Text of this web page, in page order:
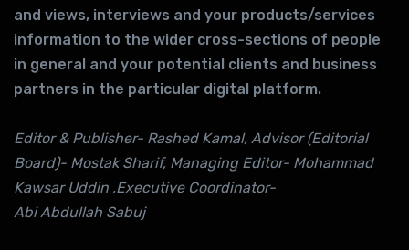
and views, interviews and your products/services
information to the wider cross-sections of people
in general and your potential clients and business
partners in the particular digital platform.
Editor & Publisher- Rashed Kamal, Advisor (Editorial
Board)- Mostak Sharif, Managing Editor- Mohammad
Kawsar Uddin ,Executive Coordinator-
Abi Abdullah Sabuj